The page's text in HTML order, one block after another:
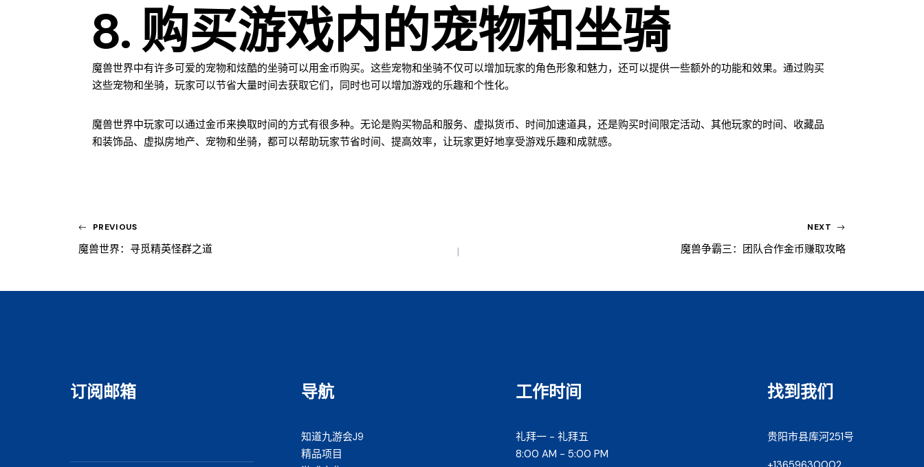
8. 购买游戏内的宠物和坐骑
魔兽世界中有许多可爱的宠物和炫酷的坐骑可以用金币购买。这些宠物和坐骑不仅可以增加玩家的角色形象和魅力，还可以提供一些额外的功能和效果。通过购买
这些宠物和坐骑，玩家可以节省大量时间去获取它们，同时也可以增加游戏的乐趣和个性化。
魔兽世界中玩家可以通过金币来换取时间的方式有很多种。无论是购买物品和服务、虚拟货币、时间加速道具，还是购买时间限定活动、其他玩家的时间、收藏品
和装饰品、虚拟房地产、宠物和坐骑，都可以帮助玩家节省时间、提高效率，让玩家更好地享受游戏乐趣和成就感。
PREVIOUS
魔兽世界：寻觅精英怪群之道
NEXT
魔兽争霸三：团队合作金币赚取攻略
订阅邮箱 导航
知道九游会J9
精品项目
工作时间
礼拜一 - 礼拜五
8:00 AM - 5:00 PM
找到我们
贵阳市县库河251号